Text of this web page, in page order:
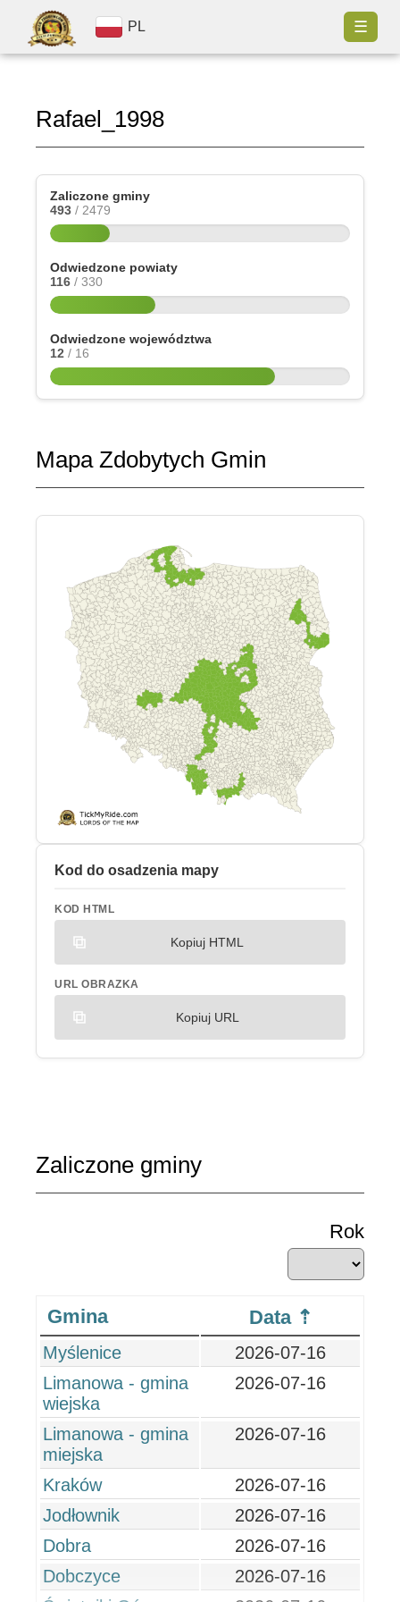
PL ☰
Rafael_1998
Zaliczone gminy
493 / 2479
Odwiedzone powiaty
116 / 330
Odwiedzone województwa
12 / 16
Mapa Zdobytych Gmin
Kod do osadzenia mapy
KOD HTML
Kopiuj HTML
URL OBRAZKA
Kopiuj URL
Zaliczone gminy
Rok
Gmina Data
Myślenice
2026-07-16
Limanowa - gmina
wiejska
2026-07-16
Limanowa - gmina
miejska
2026-07-16
Kraków
2026-07-16
Jodłownik
2026-07-16
Dobra
2026-07-16
Dobczyce
2026-07-16